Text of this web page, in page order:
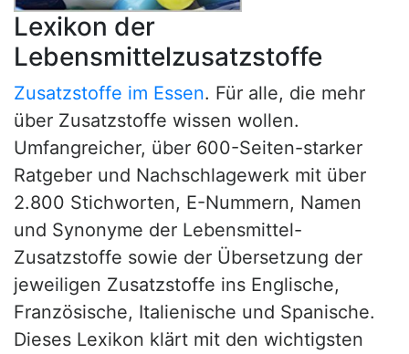
Lexikon der
Lebensmittelzusatzstoffe
Zusatzstoffe im Essen. Für alle, die mehr
über Zusatzstoffe wissen wollen.
Umfangreicher, über 600-Seiten-starker
Ratgeber und Nachschlagewerk mit über
2.800 Stichworten, E-Nummern, Namen
und Synonyme der Lebensmittel-
Zusatzstoffe sowie der Übersetzung der
jeweiligen Zusatzstoffe ins Englische,
Französische, Italienische und Spanische.
Dieses Lexikon klärt mit den wichtigsten